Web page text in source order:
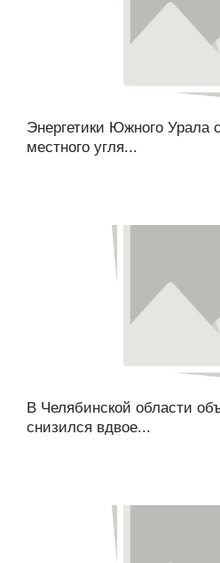
Энергетики Южного Урала
местного угля...
В Челябинской области
снизился вдвое...